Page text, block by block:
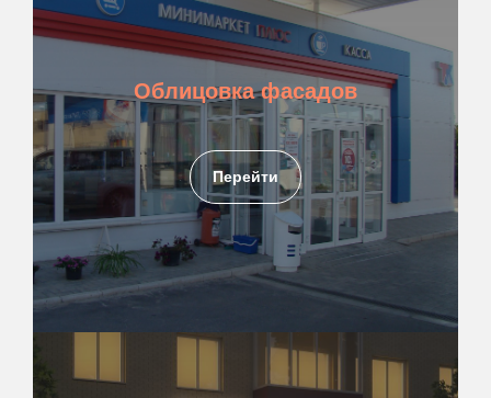
Облицовка фасадов
Перейти